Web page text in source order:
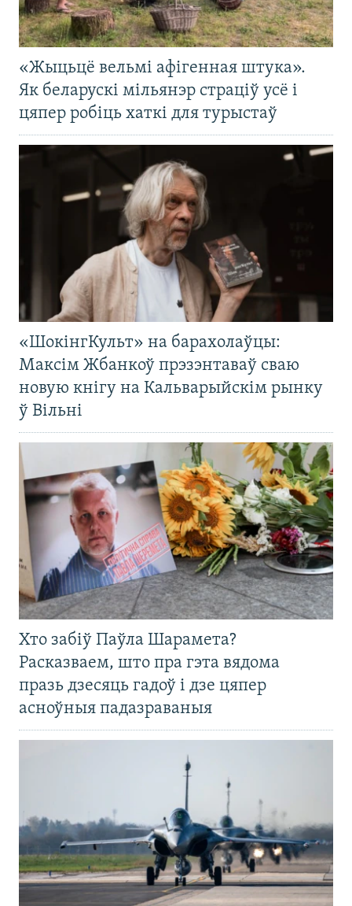
«Жыцьцё вельмі афігенная штука».
Як беларускі мільянэр страціў усё і
цяпер робіць хаткі для турыстаў
«ШокінгКульт» на барахолаўцы:
Максім Жбанкоў прэзэнтаваў сваю
новую кнігу на Кальварыйскім рынку
ў Вільні
Хто забіў Паўла Шарамета?
Расказваем, што пра гэта вядома
празь дзесяць гадоў і дзе цяпер
асноўныя падазраваныя